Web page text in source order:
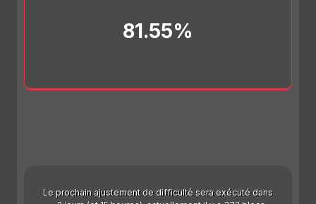
81.55%
Le prochain ajustement de difficulté sera exécuté dans